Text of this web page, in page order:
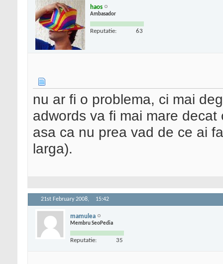
haos
Ambasador
Reputatie: 63
nu ar fi o problema, ci mai
adwords va fi mai mare
asa ca nu prea vad de ce ai
larga).
21st February 2008, 15:42
mamulea
Membru SeoPedia
Reputatie: 35